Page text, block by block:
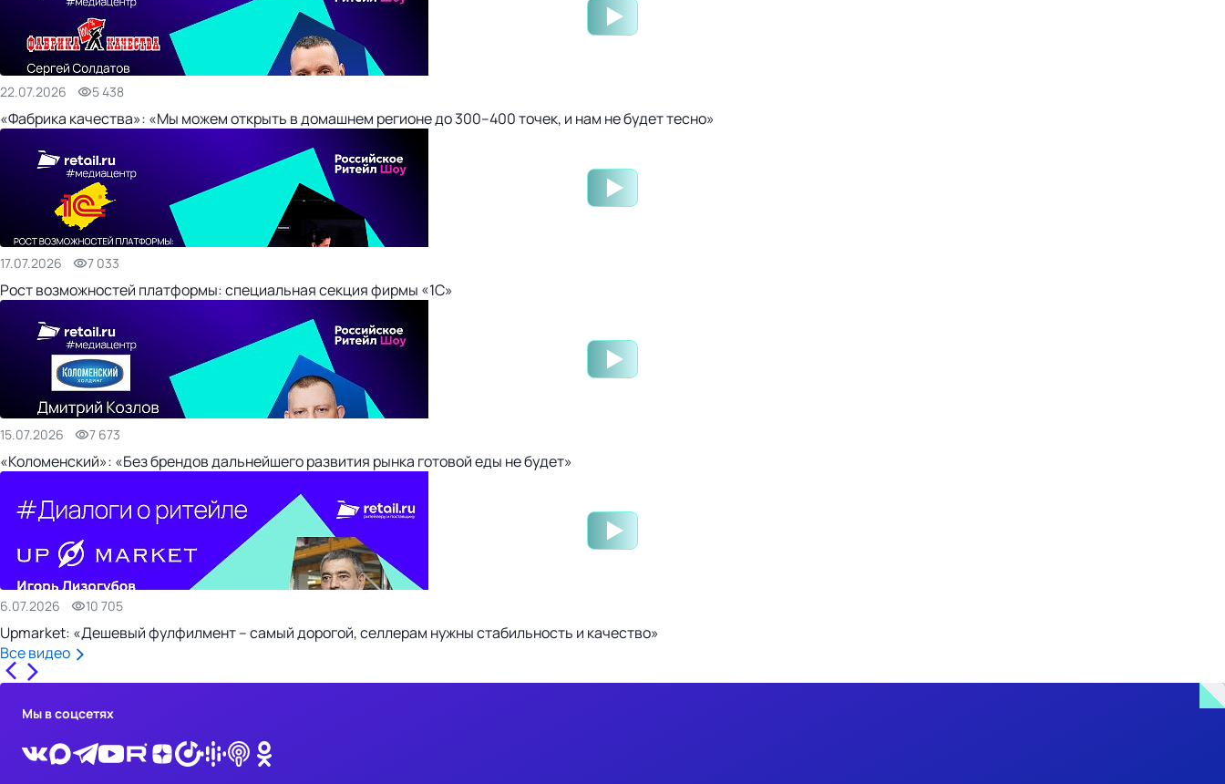
22.07.2026 5 438
«Фабрика качества»: «Мы можем открыть в домашнем регионе до 300–400 точек, и нам не будет тесно»
17.07.2026 7 033
Рост возможностей платформы: специальная секция фирмы «1С»
15.07.2026 7 673
«Коломенский»: «Без брендов дальнейшего развития рынка готовой еды не будет»
6.07.2026 10 705
Upmarket: «Дешевый фулфилмент – самый дорогой, селлерам нужны стабильность и качество»
Все видео
Мы в соцсетях